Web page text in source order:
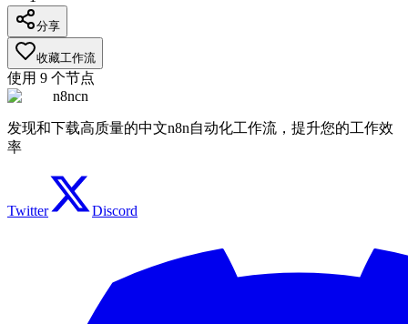
分享
收藏工作流
使用 9 个节点
n8ncn
发现和下载高质量的中文n8n自动化工作流，提升您的工作效
率
Twitter Discord